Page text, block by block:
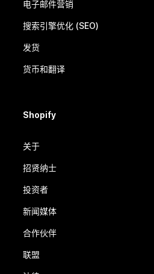
电子邮件营销
搜索引擎优化 (SEO)
发货
货币和翻译
Shopify
关于
招贤纳士
投资者
新闻媒体
合作伙伴
联盟